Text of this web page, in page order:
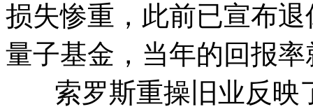
损失惨重，此前已宣布
量子基金，当年的回报率
索罗斯重操旧业反映